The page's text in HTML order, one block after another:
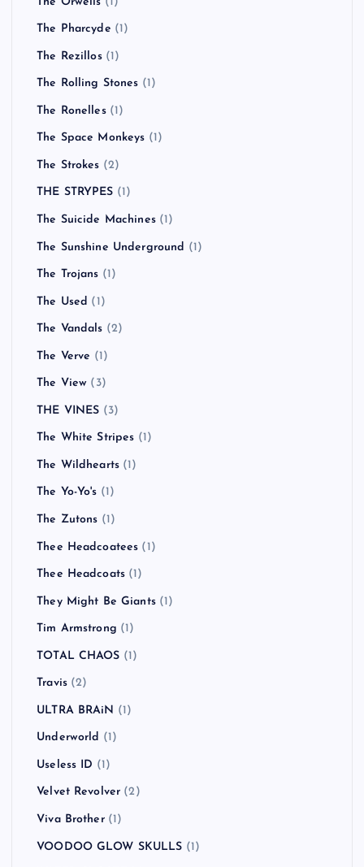
The Pharcyde (1)
The Rezillos(1)
The Rolling Stones (1)
The Ronelles(1)
The Space Monkeys (1)
The Strokes (2)
THE STRYPES (1)
The Suicide Machines(1)
The Sunshine Underground (1)
The Trojans (1)
The Used (1)
The Vandals (2)
The Verve (1)
The View (3)
THE VINES (3)
The White Stripes (1)
The Wildhearts (1)
The Yo-Yo's (1)
The Zutons (1)
Thee Headcoatees (1)
Thee Headcoats (1)
They Might Be Giants(1)
Tim Armstrong (1)
TOTAL CHAOS (1)
Travis(2)
ULTRA BRAiN (1)
Underworld (1)
Useless ID (1)
Velvet Revolver (2)
Viva Brother(1)
VOODOO GLOW SKULLS (1)